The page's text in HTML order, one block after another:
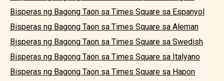
Bisperas ng Bagong Taon sa Times Square sa Espanyol
Bisperas ng Bagong Taon sa Times Square sa Aleman
Bisperas ng Bagong Taon sa Times Square sa Swedish
Bisperas ng Bagong Taon sa Times Square sa Italyano
Bisperas ng Bagong Taon sa Times Square sa Hapon